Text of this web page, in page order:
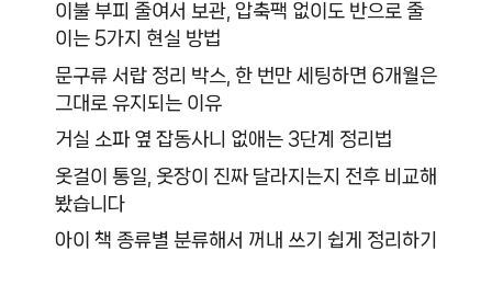
이불 부피 줄여서 보관, 압축팩 없이도 반으로 줄
이는 5가지 현실 방법
문구류 서랍 정리 박스, 한 번만 세팅하면 6개월은
그대로 유지되는 이유
거실 소파 옆 잡동사니 없애는 3단계 정리법
옷걸이 통일, 옷장이 진짜 달라지는지 전후 비교해
봤습니다
아이 책 종류별 분류해서 꺼내 쓰기 쉽게 정리하기